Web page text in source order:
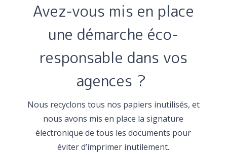
Avez-vous mis en place
une démarche éco-
responsable dans vos
agences ?
Nous recyclons tous nos papiers inutilisés, et
nous avons mis en place la signature
électronique de tous les documents pour
éviter d’imprimer inutilement.